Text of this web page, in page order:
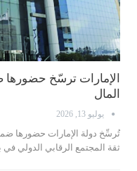
الإمارات ترسّخ حضورها
المال
يوليو 13, 2026
تُرسِّخ دولة الإمارات حضورها
ثقة المجتمع الرقابي الدولي في